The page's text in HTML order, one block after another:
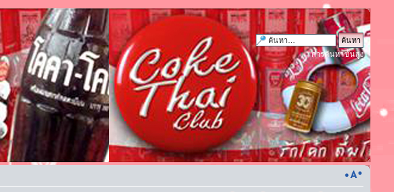
การค้นหาขั้นสูง